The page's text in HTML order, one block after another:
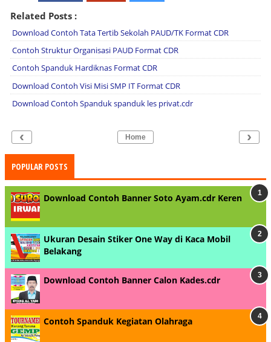
Related Posts :
Download Contoh Tata Tertib Sekolah PAUD/TK Format CDR
Contoh Struktur Organisasi PAUD Format CDR
Contoh Spanduk Hardiknas Format CDR
Download Contoh Visi Misi SMP IT Format CDR
Download Contoh Spanduk spanduk les privat.cdr
‹ ›
Home
POPULAR POSTS
Download Contoh Banner Soto Ayam.cdr Keren
Ukuran Desain Stiker One Way di Kaca Mobil
Belakang
Download Contoh Banner Calon Kades.cdr
Contoh Spanduk Kegiatan Olahraga